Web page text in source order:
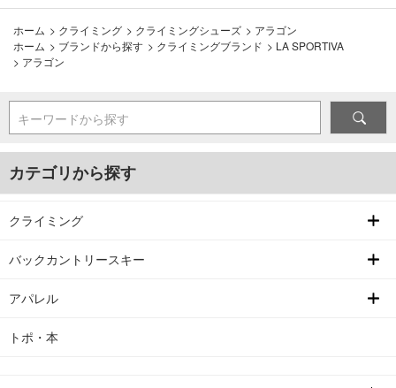
ホーム > クライミング > クライミングシューズ > アラゴン
ホーム > ブランドから探す > クライミングブランド > LA SPORTIVA
> アラゴン
キーワードから探す
カテゴリから探す
クライミング
バックカントリースキー
アパレル
トポ・本